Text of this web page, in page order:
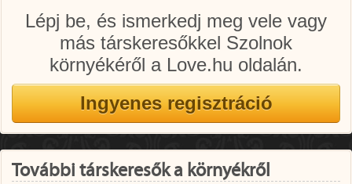
Lépj be, és ismerkedj meg vele vagy
más társkeresőkkel Szolnok
környékéről a Love.hu oldalán.
További társkeresők a környékről